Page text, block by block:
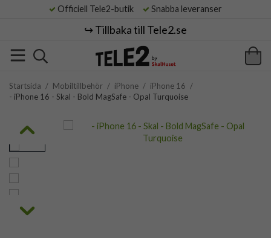
Officiell Tele2-butik Snabba leveranser
↪️ Tillbaka till Tele2.se
Startsida / Mobiltillbehör / iPhone / iPhone 16 /
- iPhone 16 - Skal - Bold MagSafe - Opal Turquoise